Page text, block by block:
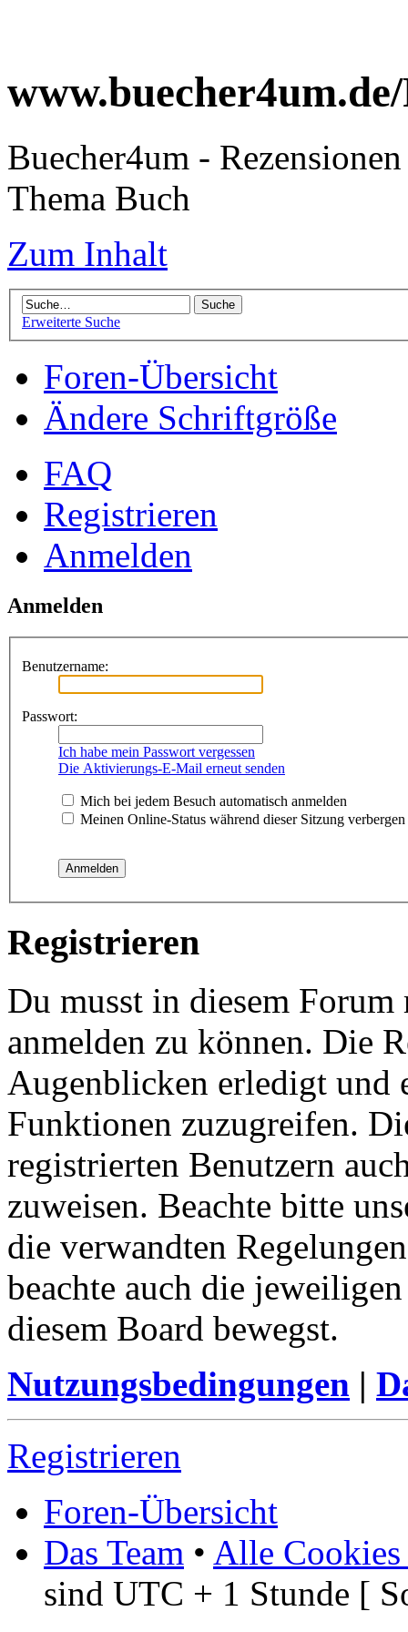
Buecher4um -
Thema Buch
Zum Inhalt
Erweiterte Suche
Foren-Übersicht
Ändere Schriftgröße
FAQ
Registrieren
Anmelden
Anmelden
Benutzername:
Passwort:
Ich habe mein Passwort vergessen
Die Aktivierungs-E-Mail erneut senden
Mich bei jedem Besuch automatisch anmelden
Meinen Online-Status während dieser Sitzung verbergen
Registrieren
Du musst in diesem
anmelden zu können. Die
Augenblicken erledigt und
Funktionen zuzugreifen.
registrierten Benutzern
zuweisen. Beachte bitte
die verwandten
beachte auch die
diesem Board bewegst.
Nutzungsbedingungen |
Registrieren
Foren-Übersicht
Das Team • Alle Cookies
sind UTC + 1 Stunde [